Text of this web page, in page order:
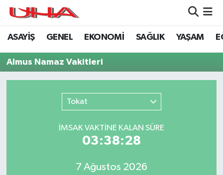
ASAYİŞ GENEL EKONOMİ SAĞLIK YAŞAM
Almus Namaz Vakitleri
Tokat
İMSAK VAKTİNE KALAN SÜRE
03:38:28
7 Ağustos 2026
ASAYİŞ
GÜNDEM
LEZETLERİMİZ
Nöbetçi Eczaneler
Hava Durumu
Puan Durumu ve Fikstür
Tüm Manşetler